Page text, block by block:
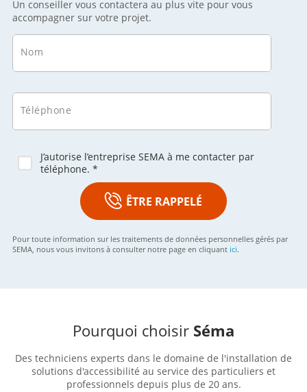
Un conseiller vous contactera au plus vite pour vous
accompagner sur votre projet.
Nom
Téléphone
J’autorise l’entreprise SEMA à me contacter par
téléphone. *
ÊTRE RAPPELÉ
Pour toute information sur les traitements de données personnelles gérés par
SEMA, nous vous invitons à consulter notre page en cliquant ici.
Pourquoi choisir Séma
Des techniciens experts dans le domaine de l'installation de
solutions d'accessibilité au service des particuliers et
professionnels depuis plus de 20 ans.